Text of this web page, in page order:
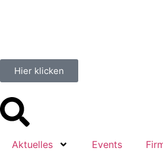
Hier klicken
Aktuelles Events